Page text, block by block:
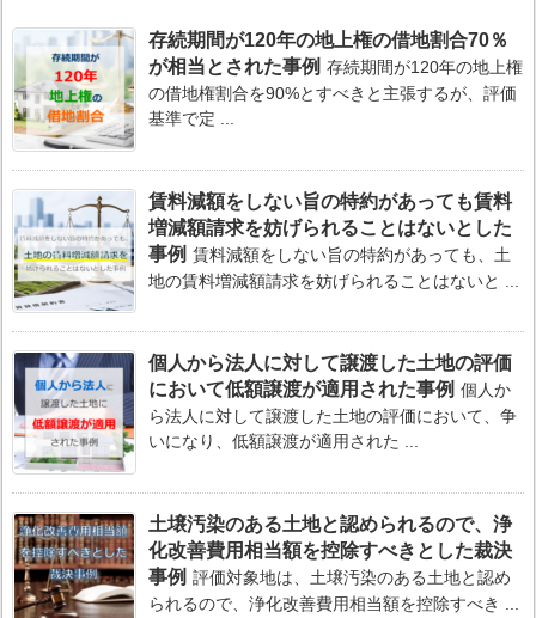
存続期間が120年の地上権の借地割合70％
が相当とされた事例 存続期間が120年の地上権
の借地権割合を90%とすべきと主張するが、評価
基準で定 ...
賃料減額をしない旨の特約があっても賃料
増減額請求を妨げられることはないとした
事例 賃料減額をしない旨の特約があっても、土
地の賃料増減額請求を妨げられることはないと ...
個人から法人に対して譲渡した土地の評価
において低額譲渡が適用された事例 個人か
ら法人に対して譲渡した土地の評価において、争
いになり、低額譲渡が適用された ...
土壌汚染のある土地と認められるので、浄
化改善費用相当額を控除すべきとした裁決
事例 評価対象地は、土壌汚染のある土地と認め
られるので、浄化改善費用相当額を控除すべき ...